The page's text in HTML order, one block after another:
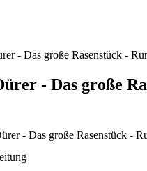
- Das große Rasenstück -
- Das große
- Das große Rasenstück -